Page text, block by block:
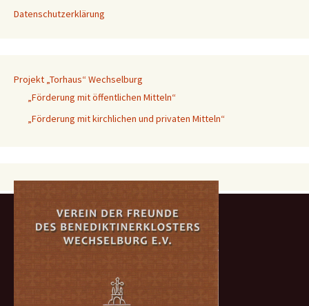
Datenschutzerklärung
Projekt „Torhaus“ Wechselburg
„Förderung mit öffentlichen Mitteln“
„Förderung mit kirchlichen und privaten Mitteln“
Suchen